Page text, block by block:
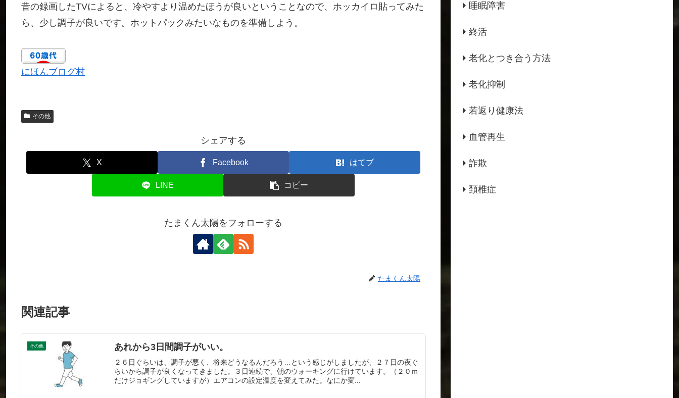
昔の録画したTVによると、冷やすより温めたほうが良いということなので、ホッカイロ貼ってみた
ら、少し調子が良いです。ホットパックみたいなものを準備しよう。
にほんブログ村
その他
シェアする
X Facebook はてブ
LINE コピー
たまくん太陽をフォローする
たまくん太陽
関連記事
その他 あれから3日間調子がいい。
２６日ぐらいは、調子が悪く、将来どうなるんだろう…という感じがしましたが、２７日の夜ぐ
らいから調子が良くなってきました。３日連続で、朝のウォーキングに行けています。（２０ｍ
だけジョギングしていますが）エアコンの設定温度を変えてみた。なにか変...
睡眠障害
終活
老化とつき合う方法
老化抑制
若返り健康法
血管再生
詐欺
頚椎症